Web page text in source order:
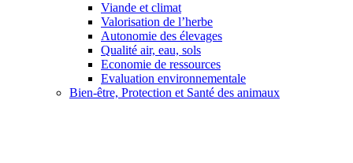
Viande et climat
Valorisation de l’herbe
Autonomie des élevages
Qualité air, eau, sols
Economie de ressources
Evaluation environnementale
Bien-être, Protection et Santé des animaux